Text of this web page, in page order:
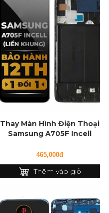
Thay Màn Hình Điện Thoại
Samsung A705F Incell
465,000đ
Thêm vào giỏ